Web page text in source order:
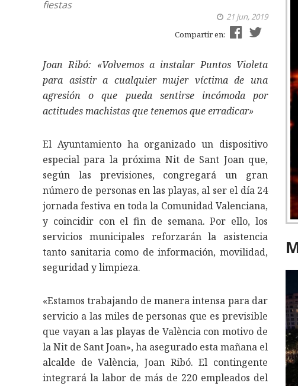
fiestas
21 jun, 2019
Compartir en:
Joan Ribó: «Volvemos a instalar Puntos Violeta
para asistir a cualquier mujer víctima de una
agresión o que pueda sentirse incómoda por
actitudes machistas que tenemos que erradicar»
El Ayuntamiento ha organizado un dispositivo
especial para la próxima Nit de Sant Joan que,
según las previsiones, congregará un gran
número de personas en las playas, al ser el día 24
jornada festiva en toda la Comunidad Valenciana,
y coincidir con el fin de semana. Por ello, los
servicios municipales reforzarán la asistencia
tanto sanitaria como de información, movilidad,
seguridad y limpieza.
«Estamos trabajando de manera intensa para dar
servicio a las miles de personas que es previsible
que vayan a las playas de València con motivo de
la Nit de Sant Joan», ha asegurado esta mañana el
alcalde de València, Joan Ribó. El contingente
integrará la labor de más de 220 empleados del